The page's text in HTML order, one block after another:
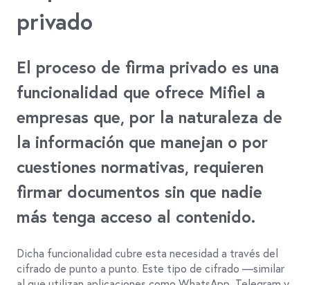
privado
El proceso de firma privado es una
funcionalidad que ofrece Mifiel a
empresas que, por la naturaleza de
la información que manejan o por
cuestiones normativas, requieren
firmar documentos sin que nadie
más tenga acceso al contenido.
Dicha funcionalidad cubre esta necesidad a través del
cifrado de punto a punto. Este tipo de cifrado —similar